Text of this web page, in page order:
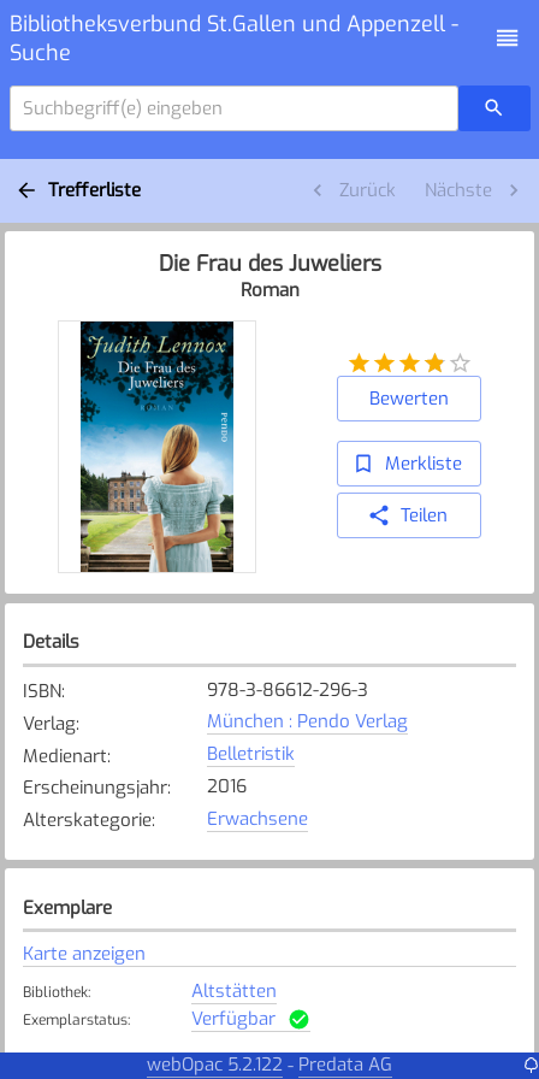
Bibliotheksverbund St.Gallen und Appenzell -
Suche
Suchbegriff(e) eingeben
Trefferliste Zurück Nächste
Die Frau des Juweliers
Roman
Bewerten
Merkliste
Teilen
Details
ISBN:
978-3-86612-296-3
Verlag:
München : Pendo Verlag
Medienart:
Belletristik
Erscheinungsjahr:
2016
Alterskategorie: Erwachsene
Exemplare
Karte anzeigen
Bibliothek: Altstätten
Exemplarstatus: Verfügbar
Bad Ragaz
webOpac 5.2.122 - Predata AG